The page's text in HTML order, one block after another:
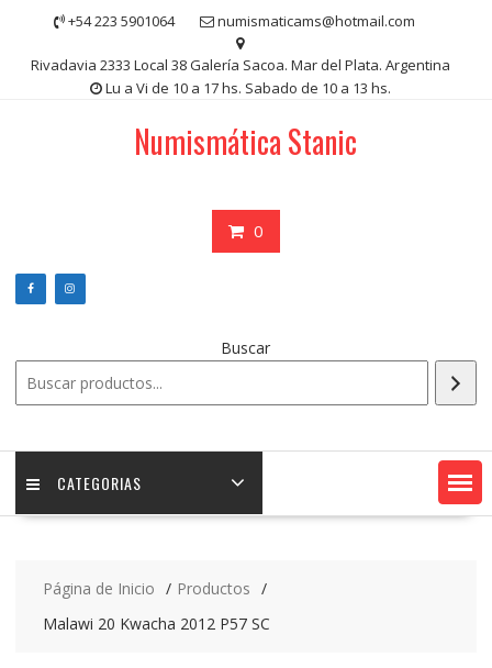
contenido
+54 223 5901064 numismaticams@hotmail.com
Rivadavia 2333 Local 38 Galería Sacoa. Mar del Plata. Argentina
Lu a Vi de 10 a 17 hs. Sabado de 10 a 13 hs.
Numismática Stanic
0
Buscar
CATEGORIAS
Página de Inicio
Productos
Malawi 20 Kwacha 2012 P57 SC